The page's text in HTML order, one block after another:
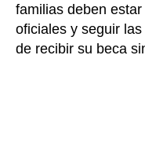
familias deben
oficiales y seguir
de recibir su beca